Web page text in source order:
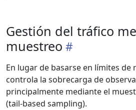
Gestión del tráfico
muestreo
En lugar de basarse en límites de
controla la sobrecarga de
principalmente mediante el
(tail-based sampling).